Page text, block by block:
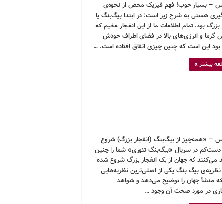
– بسیار خوب! فهم فیزیک محض از نحوه‌ی
هستی به شرح زیر است: در ابتدا بیگ‌بنگ یا
بزرگ بود. تمام اطلاعات ما از این انفجار عظیم که
گرما و انرژی‌های بالا در فضای اطراف خودش
بود این است که چنین چیزی اتفاق افتاده است. …
بیشتر »
– «همه‌چیز از بیگ‌بنگ (انفجار بزرگ) شروع
در سریال «بیگ‌بنگ تئوری» شما را چنین
می‌کنند که جهان از یک انفجار بزرگ شروع شده
بیگ بنگ یکی از اصلی‌ترین نظریه‌هایی
منشأ جهان را توضیح می‌دهد و شواهد
در مورد صحت آن وجود …